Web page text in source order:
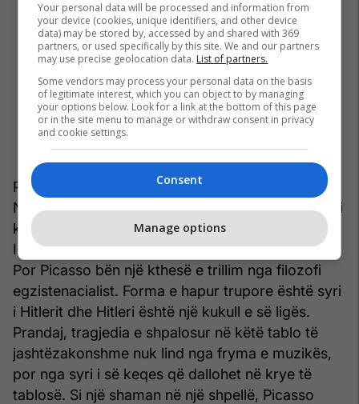
Picasso zgjodhi të përdorte titullin e veprës së
Niçes,Lindja e tragjedisë nga fryma e muzikës
. Ai
krijoi një instrument muzikor me krahë.
Instrumenti muzikor me krahë është një lahutë.
Por Picasso bën një kthesë e trillim nga filozofi
egzistenacialist. Forma e hapur trupore është syri
i Hitlerit dhe Hitleri është një kukull e së ligës.
Prandaj, tragjedia e shpalosur në këtë tablo të
jashtëzakonshme nuk lind nga fryma e muzikës,
por nga syri i së keqes që dallohet në krye të
tablosë. Si një shaman në një shpellë, Picasso
Your personal data will be processed and information from
your device (cookies, unique identifiers, and other device
data) may be stored by, accessed by and shared with 369
partners, or used specifically by this site. We and our partners
may use precise geolocation data. List of partners.
Some vendors may process your personal data on the basis
of legitimate interest, which you can object to by managing
your options below. Look for a link at the bottom of this page
or in the site menu to manage or withdraw consent in privacy
and cookie settings.
Consent
Manage options